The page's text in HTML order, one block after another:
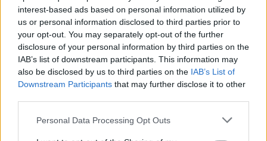
interest-based ads based on personal information utilized by
us or personal information disclosed to third parties prior to
your opt-out. You may separately opt-out of the further
disclosure of your personal information by third parties on the
IAB’s list of downstream participants. This information may
also be disclosed by us to third parties on the IAB’s List of
Downstream Participants that may further disclose it to other
Personal Data Processing Opt Outs
ALTRE NOTIZIE DI SESTO CALENDE